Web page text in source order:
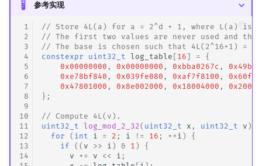
参考实现
1
2
3
4
5
6
7
8
9
10
11
12
13
14
// Store 4L(a) for a = 2^d + 1, where L(a) is
// The first two values are never used and
// The base is chosen such that 4L(2^16+1) =
constexpr
uint32_t log_table [ 16 ] =
{
0x00000000 , 0x00000000 , 0xbba0267c ,
0xe78bf840 , 0x039fe080 , 0xaf7f8100 ,
0x47801000 , 0x8e002000 , 0x18004000 ,
};
// Compute 4L(v).
uint32_t
log_mod_2_32( uint32_t x , uint32_t v )
for
( int i = 2 ; i != 16 ; ++ i )
{
if
(( v >> i ) & 1 )
{
v
+= v << i ;